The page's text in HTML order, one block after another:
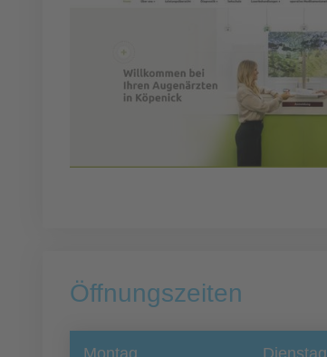
Öffnungszeiten
Montag Dienstag